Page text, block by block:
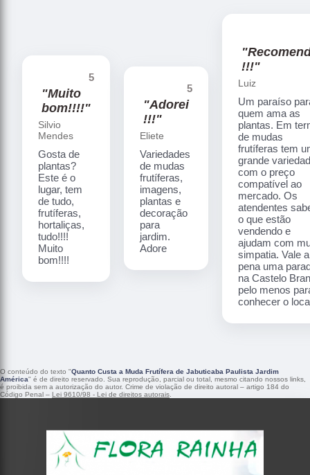
5
"Muito
bom!!!!"
Silvio
Mendes
Gosta de
plantas?
Este é o
lugar, tem
de tudo,
frutíferas,
hortaliças,
tudo!!!!
Muito
bom!!!!
5
"Adorei
!!!"
Eliete
Variedades
de mudas
frutíferas,
imagens,
plantas e
decoração
para
jardim.
Adore
!!!"
Luiz
Um paraíso
quem ama as
plantas. Em
de mudas
frutíferas tem
grande
com o preço
compatível ao
mercado. Os
atendentes
o que estão
vendendo e
ajudam com
simpatia. Vale a
pena uma
na Castelo
pelo menos
conhecer o
O conteúdo do texto "Quanto Custa a Muda Frutífera de Jabuticaba Paulista Jardim
América" é de direito reservado. Sua reprodução, parcial ou total, mesmo citando nossos links,
é proibida sem a autorização do autor. Crime de violação de direito autoral – artigo 184 do
Código Penal – Lei 9610/98 - Lei de direitos autorais